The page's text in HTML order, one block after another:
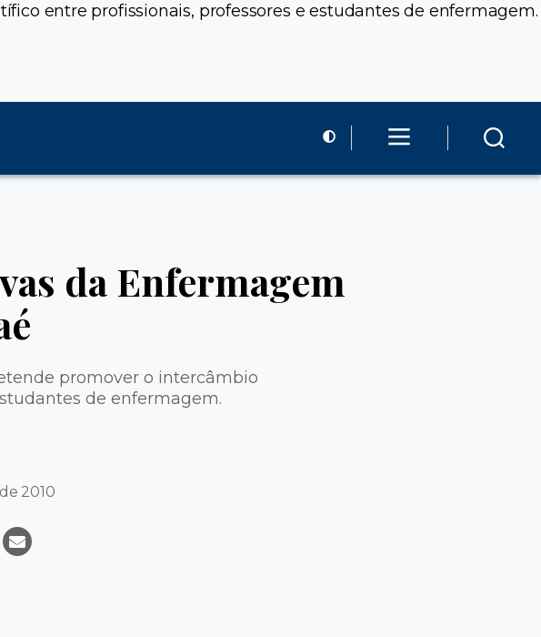
entre profissionais, professores e estudantes de enfermagem.
da Enfermagem
promover o intercâmbio
de enfermagem.
2010